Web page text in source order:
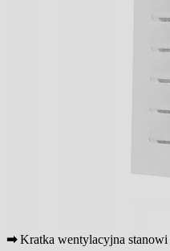
➡Kratka wentylacyjna stanowi